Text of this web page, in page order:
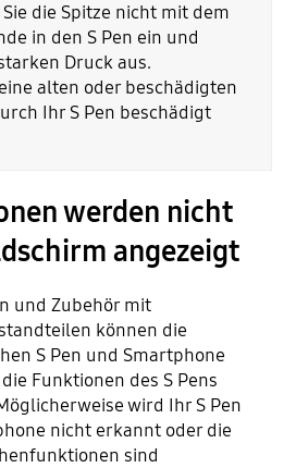
die Spitze nicht mit dem
in den S Pen ein und
Druck aus.
alten oder beschädigten
Ihr S Pen beschädigt
werden nicht
angezeigt
und Zubehör mit
können die
S Pen und Smartphone
Funktionen des S Pens
wird Ihr S Pen
nicht erkannt oder die
sind